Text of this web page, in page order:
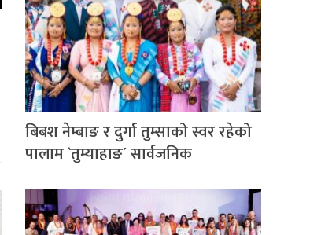
बिबश नेम्बाङ र दुर्गा तुम्साको स्वर रहेको
पालाम `तुम्याहाङ´ सार्वजनिक